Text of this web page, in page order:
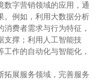
数字营销领域的应用，通
。例如，利用大数据分析
费者需求与行为特征，
支撑；利用人工智能技
作的自动化与智能化，
拓展服务领域，完善服务